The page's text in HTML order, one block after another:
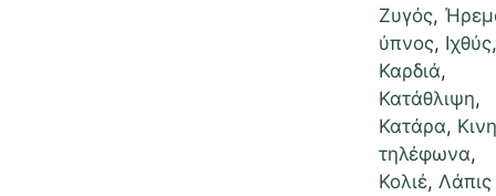
Ζυγός,
ύπνος, Ιχθύς,
Καρδιά,
Κατάθλιψη,
Κατάρα,
τηλέφωνα,
Κολιέ, Λάπις